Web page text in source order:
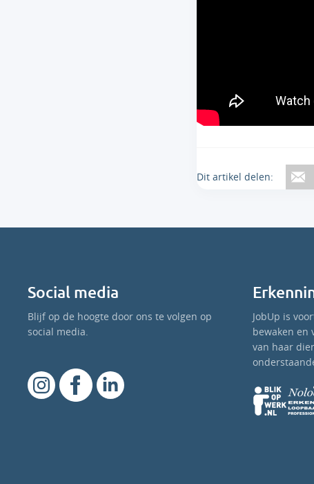
Dit artikel delen:
Social media
Blijf op de hoogte door ons te volgen op
social media.
JobUp is
bewaken en
van haar